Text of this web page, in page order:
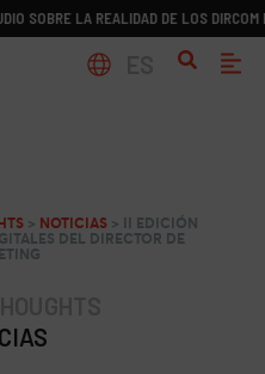
LA REALIDAD DE LOS DIRCOM EN
> NOTICIAS> II EDICIÓN
DEL DIRECTOR DE